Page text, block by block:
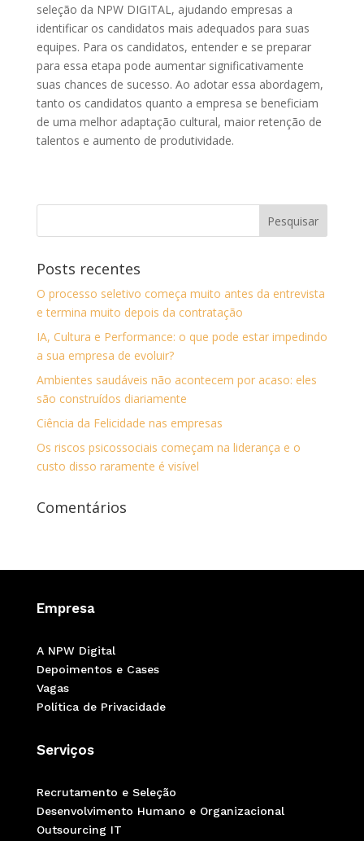
seleção da NPW DIGITAL, ajudando empresas a
identificar os candidatos mais adequados para suas
equipes. Para os candidatos, entender e se preparar
para essa etapa pode aumentar significativamente
suas chances de sucesso. Ao adotar essa abordagem,
tanto os candidatos quanto a empresa se beneficiam
de uma melhor adaptação cultural, maior retenção de
talentos e aumento de produtividade.
Posts recentes
O processo seletivo começa muito antes da entrevista
e termina muito depois da contratação
IA, Cultura e Performance: o que pode estar impedindo
a sua empresa de evoluir?
Ambientes saudáveis não acontecem por acaso: eles
são construídos diariamente
Ciência da Felicidade nas empresas
Os riscos psicossociais começam na liderança e o
custo disso raramente é visível
Comentários
Empresa
A NPW Digital
Depoimentos e Cases
Vagas
Política de Privacidade
Serviços
Recrutamento e Seleção
Desenvolvimento Humano e Organizacional
Outsourcing IT